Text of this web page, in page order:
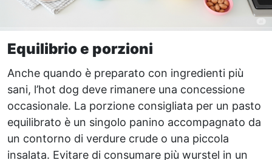
Equilibrio e porzioni
Anche quando è preparato con ingredienti più
sani, l’hot dog deve rimanere una concessione
occasionale. La porzione consigliata per un pasto
equilibrato è un singolo panino accompagnato da
un contorno di verdure crude o una piccola
insalata. Evitare di consumare più wurstel in un